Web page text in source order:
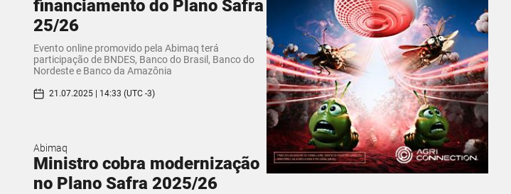
financiamento do Plano Safra
25/26
Evento online promovido pela Abimaq terá
participação de BNDES, Banco do Brasil, Banco do
Nordeste e Banco da Amazônia
21.07.2025 | 14:33 (UTC -3)
Abimaq
Ministro cobra modernização
no Plano Safra 2025/26